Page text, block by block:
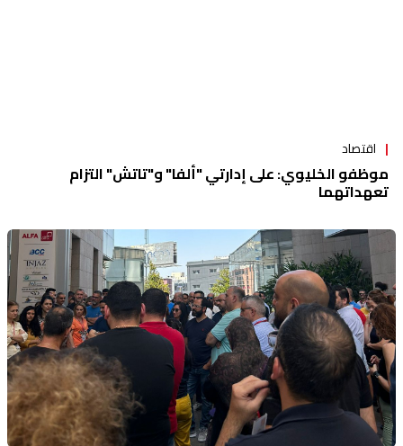
اقتصاد
موظفو الخليوي: على إدارتي "ألفا" و"تاتش" التزام
تعهداتهما